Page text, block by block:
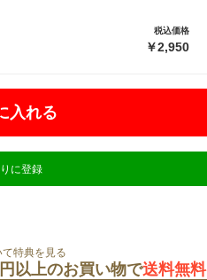
税込価格
￥2,950
入れる
に登録
特典を見る
以上のお買い物で送料無料